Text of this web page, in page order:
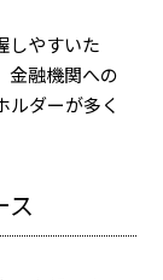
しやすいた
金融機関への
ルダーが多く
ス